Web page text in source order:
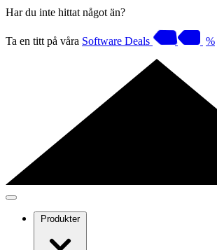
Har du inte hittat något än?
Ta en titt på våra Software Deals %
Produkter